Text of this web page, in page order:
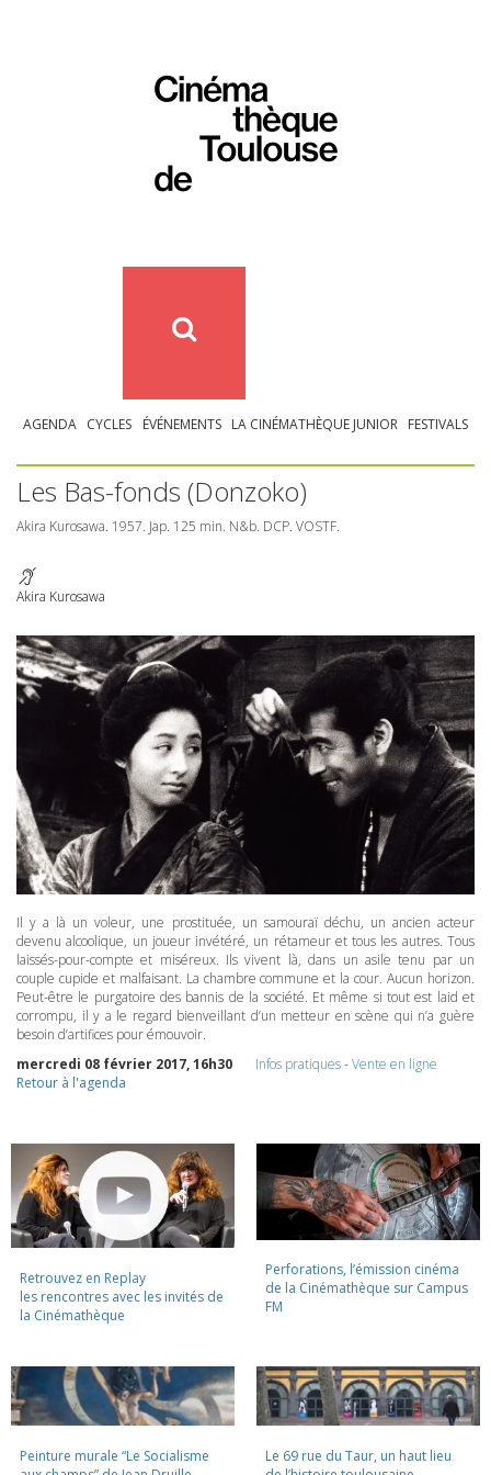
AGENDA CYCLES ÉVÉNEMENTS LA CINÉMATHÈQUE JUNIOR FESTIVALS
Les Bas-fonds (Donzoko)
Akira Kurosawa. 1957. Jap. 125 min. N&b. DCP. VOSTF.
Akira Kurosawa
Il y a là un voleur, une prostituée, un samouraï déchu, un ancien acteur
devenu alcoolique, un joueur invétéré, un rétameur et tous les autres. Tous
laissés-pour-compte et miséreux. Ils vivent là, dans un asile tenu par un
couple cupide et malfaisant. La chambre commune et la cour. Aucun horizon.
Peut-être le purgatoire des bannis de la société. Et même si tout est laid et
corrompu, il y a le regard bienveillant d’un metteur en scène qui n’a guère
besoin d’artifices pour émouvoir.
mercredi 08 février 2017, 16h30
Infos pratiques-Vente en ligne
Retour à l'agenda
Retrouvez en Replay
les rencontres avec les invités de
la Cinémathèque
Perforations, l’émission cinéma
de la Cinémathèque sur Campus
FM
Peinture murale “Le Socialisme
Le 69 rue du Taur, un haut lieu